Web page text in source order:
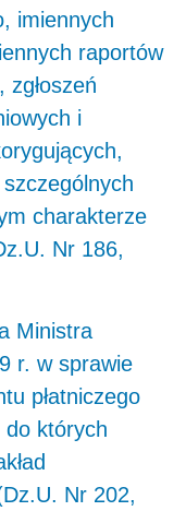
imiennych
raportów
i
charakterze
Nr 186,
Ministra
r. w sprawie
płatniczego
do których
Nr 202,